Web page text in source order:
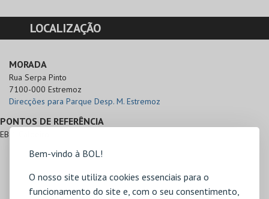
Bem-vindo à BOL!
O nosso site utiliza cookies essenciais para o
funcionamento do site e, com o seu consentimento,
LOCALIZAÇÃO
MORADA
Rua Serpa Pinto
7100-000 Estremoz
Direcções para Parque Desp. M. Estremoz
PONTOS DE REFERÊNCIA
EB 1 Caldeiro